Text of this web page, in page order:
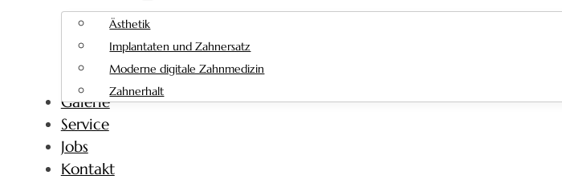
Ästhetik
Implantaten und Zahnersatz
Moderne digitale Zahnmedizin
Zahnerhalt
Galerie
Service
Jobs
Kontakt